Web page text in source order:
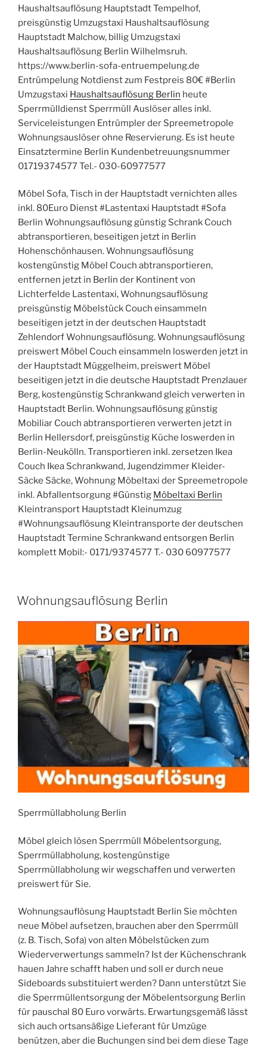
Haushaltsauflösung Hauptstadt Tempelhof,
preisgünstig Umzugstaxi Haushaltsauflösung
Hauptstadt Malchow, billig Umzugstaxi
Haushaltsauflösung Berlin Wilhelmsruh.
https://www.berlin-sofa-entruempelung.de
Entrümpelung Notdienst zum Festpreis 80€ #Berlin
Umzugstaxi Haushaltsauflösung Berlin heute
Sperrmülldienst Sperrmüll Auslöser alles inkl.
Serviceleistungen Entrümpler der Spreemetropole
Wohnungsauslöser ohne Reservierung. Es ist heute
Einsatztermine Berlin Kundenbetreuungsnummer
01719374577 Tel.- 030-60977577
Möbel Sofa, Tisch in der Hauptstadt vernichten alles
inkl. 80Euro Dienst #Lastentaxi Hauptstadt #Sofa
Berlin Wohnungsauflösung günstig Schrank Couch
abtransportieren, beseitigen jetzt in Berlin
Hohenschönhausen. Wohnungsauflösung
kostengünstig Möbel Couch abtransportieren,
entfernen jetzt in Berlin der Kontinent von
Lichterfelde Lastentaxi, Wohnungsauflösung
preisgünstig Möbelstück Couch einsammeln
beseitigen jetzt in der deutschen Hauptstadt
Zehlendorf Wohnungsauflösung. Wohnungsauflösung
preiswert Möbel Couch einsammeln loswerden jetzt in
der Hauptstadt Müggelheim, preiswert Möbel
beseitigen jetzt in die deutsche Hauptstadt Prenzlauer
Berg, kostengünstig Schrankwand gleich verwerten in
Hauptstadt Berlin. Wohnungsauflösung günstig
Mobiliar Couch abtransportieren verwerten jetzt in
Berlin Hellersdorf, preisgünstig Küche loswerden in
Berlin-Neukölln. Transportieren inkl. zersetzen Ikea
Couch Ikea Schrankwand, Jugendzimmer Kleider-
Säcke Säcke, Wohnung Möbeltaxi der Spreemetropole
inkl. Abfallentsorgung #Günstig Möbeltaxi Berlin
Kleintransport Hauptstadt Kleinumzug
#Wohnungsauflösung Kleintransporte der deutschen
Hauptstadt Termine Schrankwand entsorgen Berlin
komplett Mobil:- 0171/9374577 T.- 030 60977577
VERÖFFENTLICHT
AM
Wohnungsauflösung Berlin
Sperrmüllabholung Berlin
Möbel gleich lösen Sperrmüll Möbelentsorgung,
Sperrmüllabholung, kostengünstige
Sperrmüllabholung wir wegschaffen und verwerten
preiswert für Sie.
Wohnungsauflösung Hauptstadt Berlin Sie möchten
neue Möbel aufsetzen, brauchen aber den Sperrmüll
(z. B. Tisch, Sofa) von alten Möbelstücken zum
Wiederverwertungs sammeln? Ist der Küchenschrank
hauen Jahre schafft haben und soll er durch neue
Sideboards substituiert werden? Dann unterstützt Sie
die Sperrmüllentsorgung der Möbelentsorgung Berlin
für pauschal 80 Euro vorwärts. Erwartungsgemäß lässt
sich auch ortsansäßige Lieferant für Umzüge
benützen, aber die Buchungen sind bei dem diese Tage